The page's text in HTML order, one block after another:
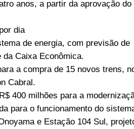
anos, a partir da aprovação do
dia
de energia, com previsão de
Caixa Econômica.
a compra de 15 novos trens,
Cabral.
400 milhões para a
para o funcionamento do
e Estação 104 Sul,